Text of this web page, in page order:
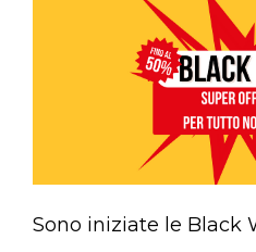
Sono iniziate le Black